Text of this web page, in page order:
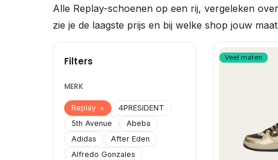
Alle Replay-schoenen op een rij, vergeleken
zie je de laagste prijs en bij welke shop jouw
Filters
MERK
Replay ×
4PRESIDENT
5th Avenue
Abeba
Adidas
After Eden
Alfredo Gonzales
Veel maten